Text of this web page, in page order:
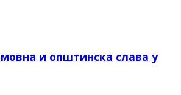
и општинска слава у